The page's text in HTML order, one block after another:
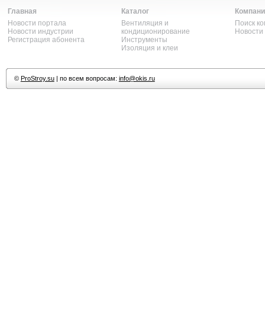
Главная
Новости портала
Новости индустрии
Регистрация абонента
Каталог
Вентиляция и
кондиционирование
Инструменты
Изоляция и клеи
Поиск
© ProStroy.su| по всем вопросам: info@okis.ru